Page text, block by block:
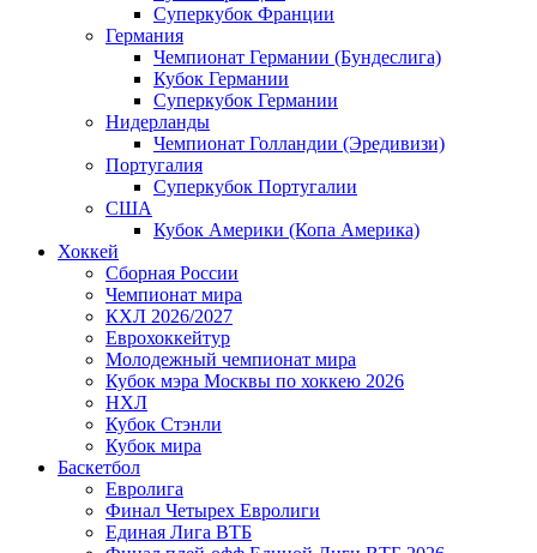
Суперкубок Франции
Германия
Чемпионат Германии (Бундеслига)
Кубок Германии
Суперкубок Германии
Нидерланды
Чемпионат Голландии (Эредивизи)
Португалия
Суперкубок Португалии
США
Кубок Америки (Копа Америка)
Хоккей
Сборная России
Чемпионат мира
КХЛ 2026/2027
Еврохоккейтур
Молодежный чемпионат мира
Кубок мэра Москвы по хоккею 2026
НХЛ
Кубок Стэнли
Кубок мира
Баскетбол
Евролига
Финал Четырех Евролиги
Единая Лига ВТБ